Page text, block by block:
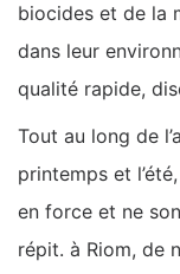
biocides et de la
dans leur
qualité rapide,
Tout au long de
printemps et
en force et ne
répit. à Riom, de